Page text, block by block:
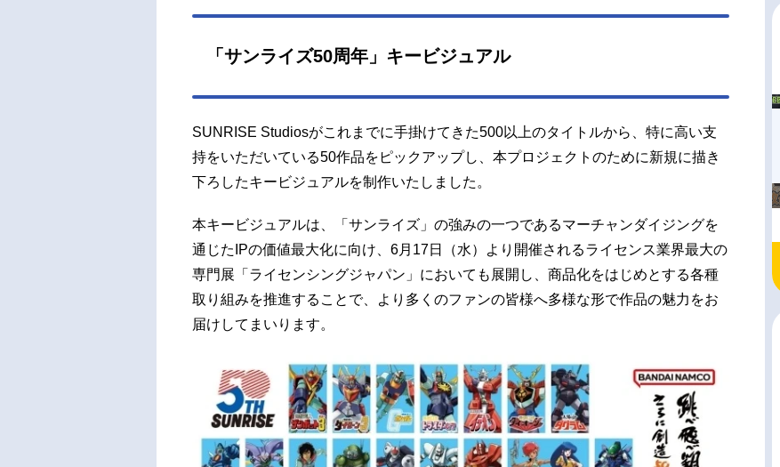
「サンライズ50周年」キービジュアル
SUNRISE Studiosがこれまでに手掛けてきた500以上のタイトルから、特に高い支
持をいただいている50作品をピックアップし、本プロジェクトのために新規に描き
下ろしたキービジュアルを制作いたしました。
本キービジュアルは、「サンライズ」の強みの一つであるマーチャンダイジングを
通じたIPの価値最大化に向け、6月17日（水）より開催されるライセンス業界最大の
専門展「ライセンシングジャパン」においても展開し、商品化をはじめとする各種
取り組みを推進することで、より多くのファンの皆様へ多様な形で作品の魅力をお
届けしてまいります。
radio 大直会 2nd season